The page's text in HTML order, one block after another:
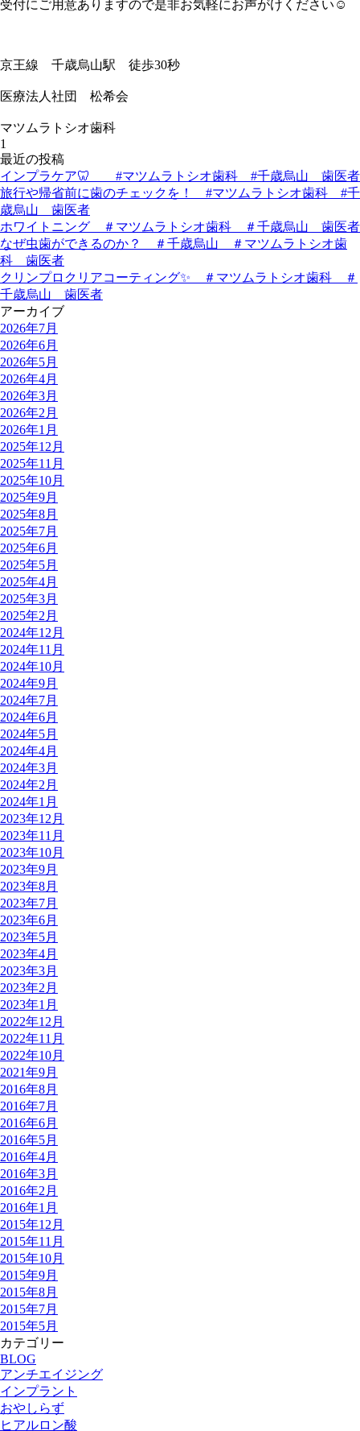
受付にご用意ありますので是非お気軽にお声がけください☺️
京王線 千歳烏山駅 徒歩30秒
医療法人社団 松希会
マツムラトシオ歯科
1
最近の投稿
インプラケア🦷 #マツムラトシオ歯科 #千歳烏山 歯医者
旅行や帰省前に歯のチェックを！ #マツムラトシオ歯科 #千
歳烏山 歯医者
ホワイトニング ＃マツムラトシオ歯科 ＃千歳烏山 歯医者
なぜ虫歯ができるのか？ ＃千歳烏山 ＃マツムラトシオ歯
科 歯医者
クリンプロクリアコーティング✨ ＃マツムラトシオ歯科 ＃
千歳烏山 歯医者
アーカイブ
2026年7月
2026年6月
2026年5月
2026年4月
2026年3月
2026年2月
2026年1月
2025年12月
2025年11月
2025年10月
2025年9月
2025年8月
2025年7月
2025年6月
2025年5月
2025年4月
2025年3月
2025年2月
2024年12月
2024年11月
2024年10月
2024年9月
2024年7月
2024年6月
2024年5月
2024年4月
2024年3月
2024年2月
2024年1月
2023年12月
2023年11月
2023年10月
2023年9月
2023年8月
2023年7月
2023年6月
2023年5月
2023年4月
2023年3月
2023年2月
2023年1月
2022年12月
2022年11月
2022年10月
2021年9月
2016年8月
2016年7月
2016年6月
2016年5月
2016年4月
2016年3月
2016年2月
2016年1月
2015年12月
2015年11月
2015年10月
2015年9月
2015年8月
2015年7月
2015年5月
カテゴリー
BLOG
アンチエイジング
インプラント
おやしらず
ヒアルロン酸